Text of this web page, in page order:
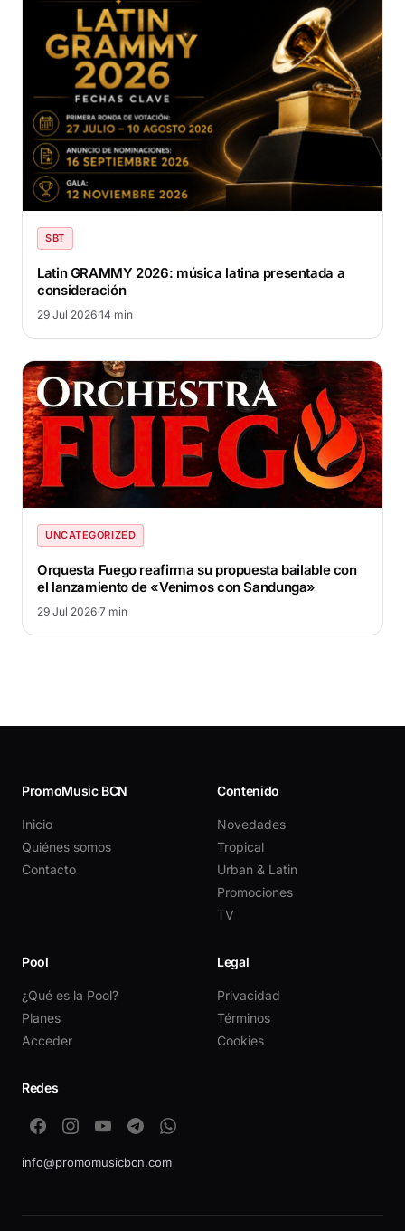
SBT
Latin GRAMMY 2026: música latina presentada a
consideración
29 Jul 2026·14 min
UNCATEGORIZED
Orquesta Fuego reafirma su propuesta bailable con
el lanzamiento de «Venimos con Sandunga»
29 Jul 2026·7 min
PromoMusic BCN
Inicio
Quiénes somos
Contacto
Contenido
Novedades
Tropical
Urban & Latin
Promociones
TV
Pool
¿Qué es la Pool?
Planes
Acceder
Legal
Privacidad
Términos
Cookies
Redes
info@promomusicbcn.com